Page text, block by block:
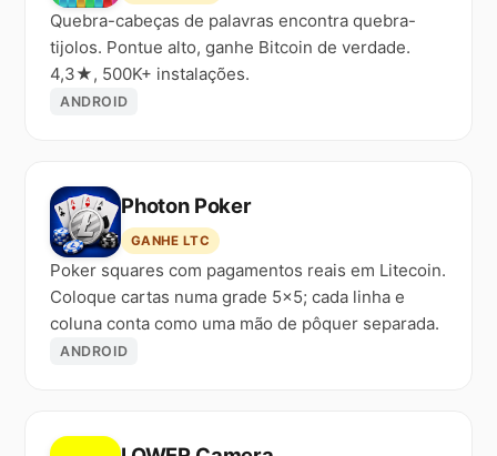
Quebra-cabeças de palavras encontra quebra-
tijolos. Pontue alto, ganhe Bitcoin de verdade.
4,3★, 500K+ instalações.
ANDROID
Photon Poker
GANHE LTC
Poker squares com pagamentos reais em Litecoin.
Coloque cartas numa grade 5×5; cada linha e
coluna conta como uma mão de pôquer separada.
ANDROID